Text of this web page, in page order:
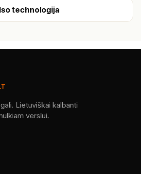
technologija
Lietuviškai kalbanti
verslui.